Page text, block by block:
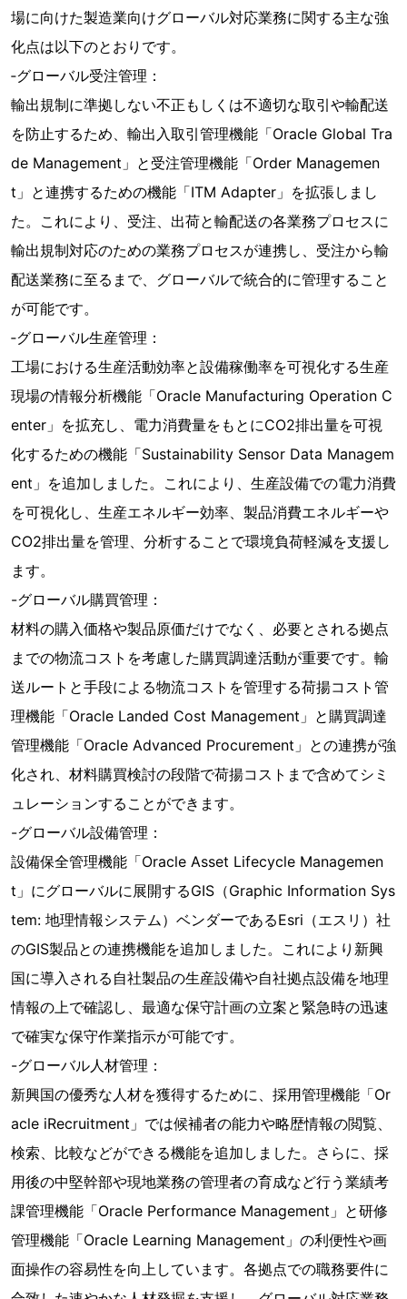
場に向けた製造業向けグローバル対応業務に関する主な強
化点は以下のとおりです。
‐グローバル受注管理：
輸出規制に準拠しない不正もしくは不適切な取引や輸配送
を防止するため、輸出入取引管理機能「Oracle Global Tra
de Management」と受注管理機能「Order Managemen
t」と連携するための機能「ITM Adapter」を拡張しまし
た。これにより、受注、出荷と輸配送の各業務プロセスに
輸出規制対応のための業務プロセスが連携し、受注から輸
配送業務に至るまで、グローバルで統合的に管理すること
が可能です。
‐グローバル生産管理：
工場における生産活動効率と設備稼働率を可視化する生産
現場の情報分析機能「Oracle Manufacturing Operation C
enter」を拡充し、電力消費量をもとにCO2排出量を可視
化するための機能「Sustainability Sensor Data Managem
ent」を追加しました。これにより、生産設備での電力消費
を可視化し、生産エネルギー効率、製品消費エネルギーや
CO2排出量を管理、分析することで環境負荷軽減を支援し
ます。
-グローバル購買管理：
材料の購入価格や製品原価だけでなく、必要とされる拠点
までの物流コストを考慮した購買調達活動が重要です。輸
送ルートと手段による物流コストを管理する荷揚コスト管
理機能「Oracle Landed Cost Management」と購買調達
管理機能「Oracle Advanced Procurement」との連携が強
化され、材料購買検討の段階で荷揚コストまで含めてシミ
ュレーションすることができます。
-グローバル設備管理：
設備保全管理機能「Oracle Asset Lifecycle Managemen
t」にグローバルに展開するGIS（Graphic Information Sys
tem: 地理情報システム）ベンダーであるEsri（エスリ）社
のGIS製品との連携機能を追加しました。これにより新興
国に導入される自社製品の生産設備や自社拠点設備を地理
情報の上で確認し、最適な保守計画の立案と緊急時の迅速
で確実な保守作業指示が可能です。
-グローバル人材管理：
新興国の優秀な人材を獲得するために、採用管理機能「Or
acle iRecruitment」では候補者の能力や略歴情報の閲覧、
検索、比較などができる機能を追加しました。さらに、採
用後の中堅幹部や現地業務の管理者の育成など行う業績考
課管理機能「Oracle Performance Management」と研修
管理機能「Oracle Learning Management」の利便性や画
面操作の容易性を向上しています。各拠点での職務要件に